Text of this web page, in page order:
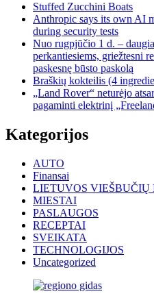
Stuffed Zucchini Boats
Anthropic says its own AI
during security tests
Nuo rugpjūčio 1 d. –
perkantiesiems, griežtesni
paskesnę būsto paskolą
Braškių kokteilis (4
„Land Rover“ neturėjo
pagaminti elektrinį
Kategorijos
AUTO
Finansai
LIETUVOS VIEŠBUČIŲ
MIESTAI
PASLAUGOS
RECEPTAI
SVEIKATA
TECHNOLOGIJOS
Uncategorized